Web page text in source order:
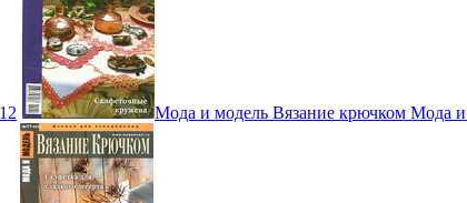
Мода и модель Вязание крючком Мода